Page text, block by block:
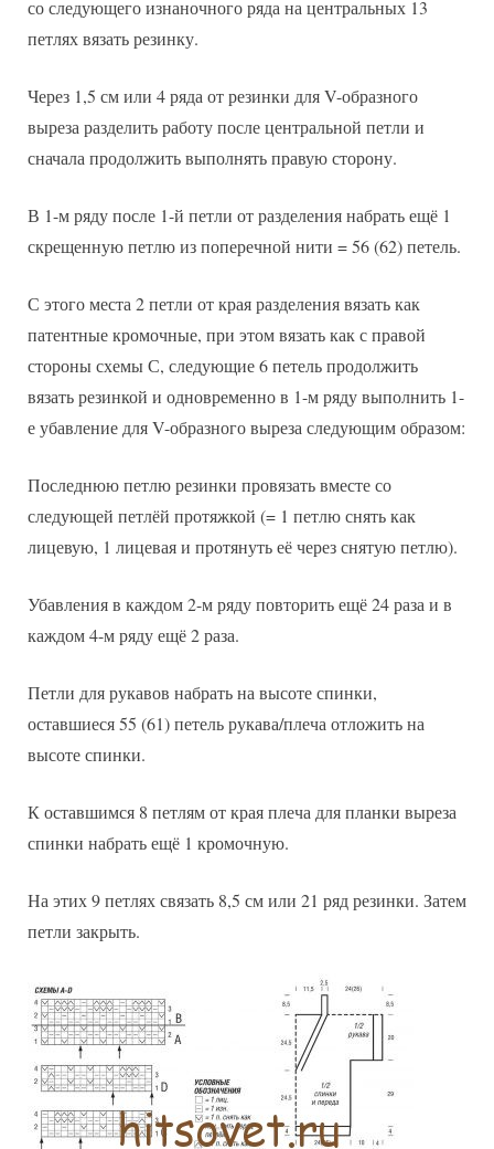
со следующего изнаночного ряда на центральных 13
петлях вязать резинку.
Через 1,5 см или 4 ряда от резинки для V-образного
выреза разделить работу после центральной петли и
сначала продолжить выполнять правую сторону.
В 1-м ряду после 1-й петли от разделения набрать ещё 1
скрещенную петлю из поперечной нити = 56 (62) петель.
С этого места 2 петли от края разделения вязать как
патентные кромочные, при этом вязать как с правой
стороны схемы С, следующие 6 петель продолжить
вязать резинкой и одновременно в 1-м ряду выполнить 1-
е убавление для V-образного выреза следующим образом:
Последнюю петлю резинки провязать вместе со
следующей петлёй протяжкой (= 1 петлю снять как
лицевую, 1 лицевая и протянуть её через снятую петлю).
Убавления в каждом 2-м ряду повторить ещё 24 раза и в
каждом 4-м ряду ещё 2 раза.
Петли для рукавов набрать на высоте спинки,
оставшиеся 55 (61) петель рукава/плеча отложить на
высоте спинки.
К оставшимся 8 петлям от края плеча для планки выреза
спинки набрать ещё 1 кромочную.
На этих 9 петлях связать 8,5 см или 21 ряд резинки. Затем
петли закрыть.